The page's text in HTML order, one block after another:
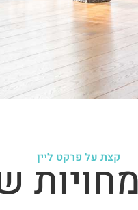
קצת על פרקט ליין